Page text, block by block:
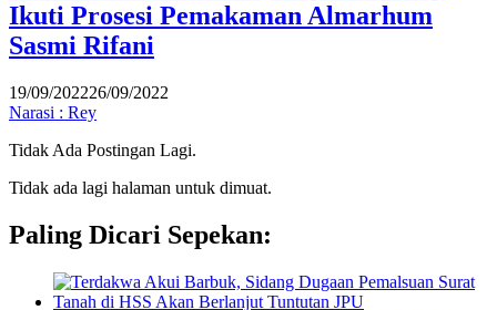
Ikuti Prosesi Pemakaman Almarhum
Sasmi Rifani
19/09/202226/09/2022
Narasi : Rey
Tidak Ada Postingan Lagi.
Tidak ada lagi halaman untuk dimuat.
Paling Dicari Sepekan: